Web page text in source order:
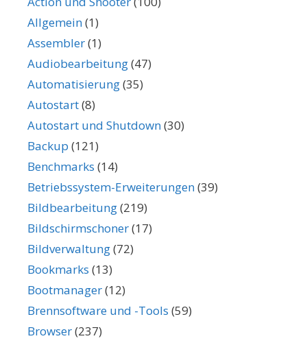
Allgemein(1)
Assembler(1)
Audiobearbeitung(47)
Automatisierung(35)
Autostart(8)
Autostart und Shutdown(30)
Backup (121)
Benchmarks (14)
Betriebssystem-Erweiterungen(39)
Bildbearbeitung(219)
Bildschirmschoner(17)
Bildverwaltung(72)
Bookmarks (13)
Bootmanager(12)
Brennsoftware und -Tools (59)
Browser(237)